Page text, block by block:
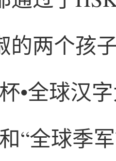
的两个孩
•全球汉
“全球季